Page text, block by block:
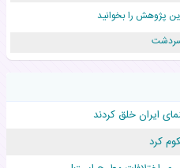
پژوهش را بخوانید
سردشت
پدرش خرج داشته
نجات داد!
ایران خلق کردند
کرد